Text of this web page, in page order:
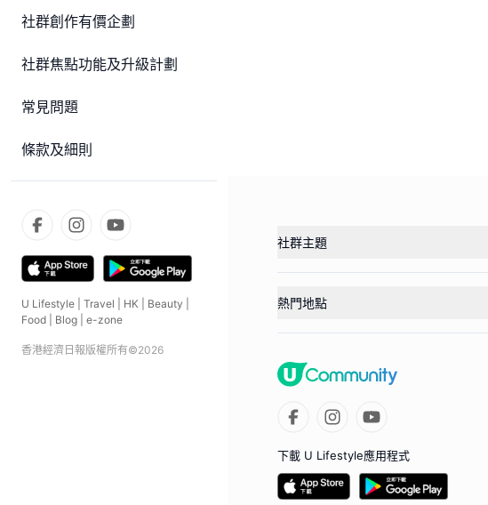
社群創作有價企劃
社群焦點功能及升級計劃
常見問題
條款及細則
U Lifestyle Travel HK Beauty
Food
Blog e-zone
香港經濟日報版權所有©2026
社群主題
熱門地點
下載 U Lifestyle應用程式